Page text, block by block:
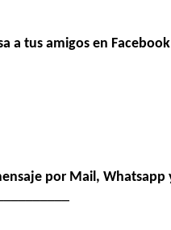
a tus amigos en
por Mail, Whatsapp